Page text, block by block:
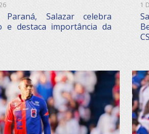
Salazar celebra
e destaca importância da
1